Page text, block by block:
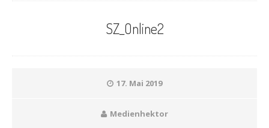
SZ_Online2
17. Mai 2019
Medienhektor